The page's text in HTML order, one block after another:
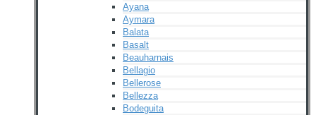
Ayana
Aymara
Balata
Basalt
Beauharnais
Bellagio
Bellerose
Bellezza
Bodeguita